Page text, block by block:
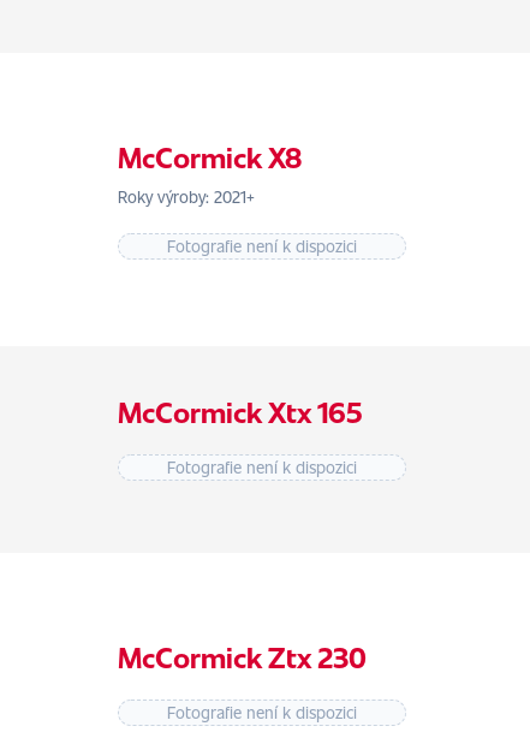
McCormick X8
Roky výroby: 2021+
Fotografie není k dispozici
McCormick Xtx 165
Fotografie není k dispozici
McCormick Ztx 230
Fotografie není k dispozici